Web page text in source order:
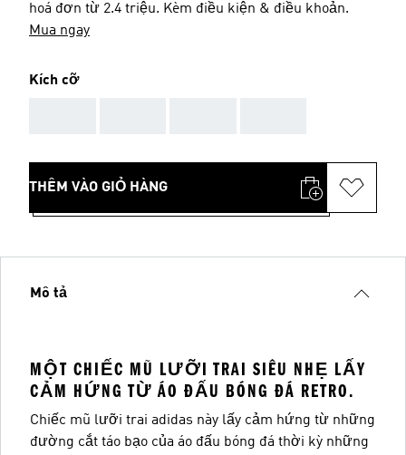
hoá đơn từ 2.4 triệu. Kèm điều kiện & điều khoản.
Mua ngay
Kích cỡ
THÊM VÀO GIỎ HÀNG
Mô tả
MỘT CHIẾC MŨ LƯỠI TRAI SIÊU NHẸ LẤY
CẢM HỨNG TỪ ÁO ĐẤU BÓNG ĐÁ RETRO.
Chiếc mũ lưỡi trai adidas này lấy cảm hứng từ những
đường cắt táo bạo của áo đấu bóng đá thời kỳ những